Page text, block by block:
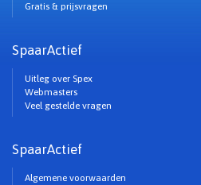
Gratis & prijsvragen
SpaarActief
Uitleg over Spex
Webmasters
Veel gestelde vragen
SpaarActief
Algemene voorwaarden